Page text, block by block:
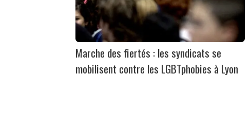
Marche des fiertés : les syndicats se
mobilisent contre les LGBTphobies à Lyon